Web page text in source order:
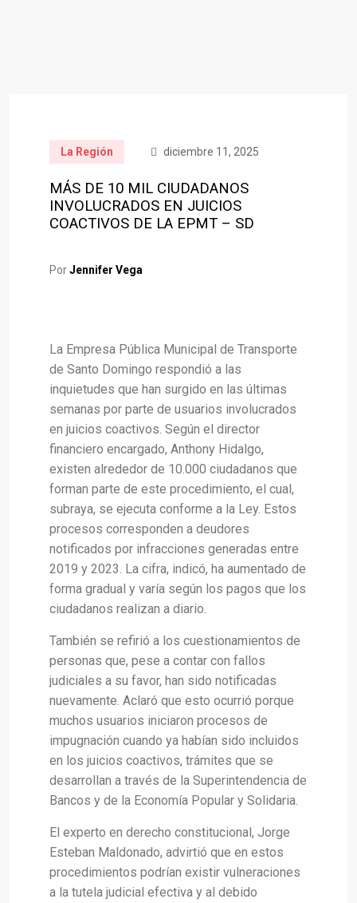
La Región diciembre 11, 2025
MÁS DE 10 MIL CIUDADANOS
INVOLUCRADOS EN JUICIOS
COACTIVOS DE LA EPMT – SD
PorJennifer Vega
La Empresa Pública Municipal de Transporte
de Santo Domingo respondió a las
inquietudes que han surgido en las últimas
semanas por parte de usuarios involucrados
en juicios coactivos. Según el director
financiero encargado, Anthony Hidalgo,
existen alrededor de 10.000 ciudadanos que
forman parte de este procedimiento, el cual,
subraya, se ejecuta conforme a la Ley. Estos
procesos corresponden a deudores
notificados por infracciones generadas entre
2019 y 2023. La cifra, indicó, ha aumentado de
forma gradual y varía según los pagos que los
ciudadanos realizan a diario.
También se refirió a los cuestionamientos de
personas que, pese a contar con fallos
judiciales a su favor, han sido notificadas
nuevamente. Aclaró que esto ocurrió porque
muchos usuarios iniciaron procesos de
impugnación cuando ya habían sido incluidos
en los juicios coactivos, trámites que se
desarrollan a través de la Superintendencia de
Bancos y de la Economía Popular y Solidaria.
El experto en derecho constitucional, Jorge
Esteban Maldonado, advirtió que en estos
procedimientos podrían existir vulneraciones
a la tutela judicial efectiva y al debido